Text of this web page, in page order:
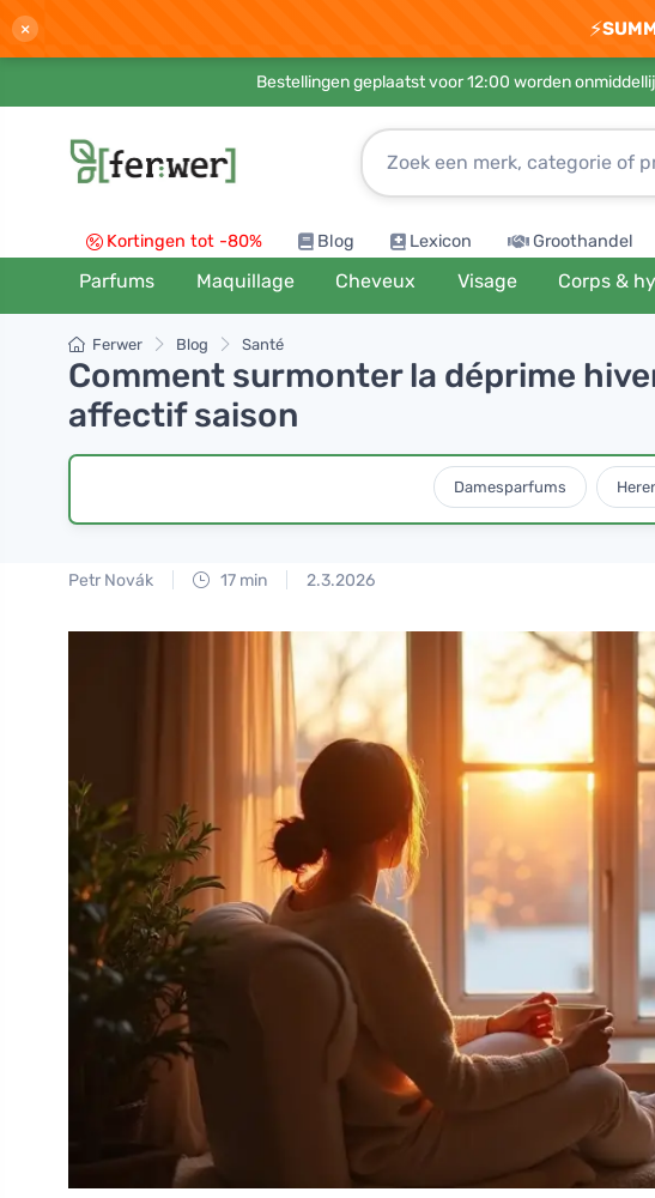
× ⚡
Bestellingen geplaatst voor 12:00 worden
Kortingen tot -80% Blog Lexicon Groothandel
Parfums Maquillage Cheveux Visage Corps &
Ferwer Blog Santé
Comment surmonter la déprime
affectif saison
Damesparfums
Petr Novák 17 min 2.3.2026